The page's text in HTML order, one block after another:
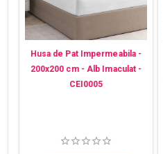
Husa de Pat Impermeabila -
200x200 cm - Alb Imaculat -
CEI0005